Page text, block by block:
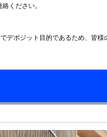
ください。
ポジット目的であるため、皆様